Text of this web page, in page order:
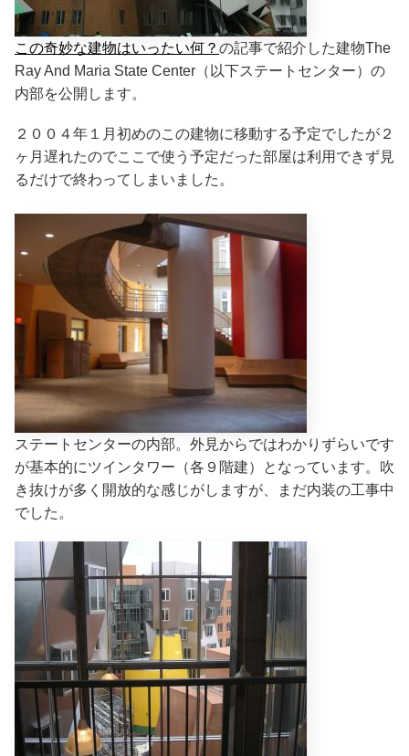
この奇妙な建物はいったい何？ の記事で紹介した建物The
Ray And Maria State Center（以下ステートセンター）の
内部を公開します。
２００４年１月初めのこの建物に移動する予定でしたが２
ヶ月遅れたのでここで使う予定だった部屋は利用できず見
るだけで終わってしまいました。
ステートセンターの内部。外見からではわかりずらいです
が基本的にツインタワー（各９階建）となっています。吹
き抜けが多く開放的な感じがしますが、まだ内装の工事中
でした。